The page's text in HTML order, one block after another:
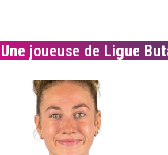
Une joueuse de Ligue